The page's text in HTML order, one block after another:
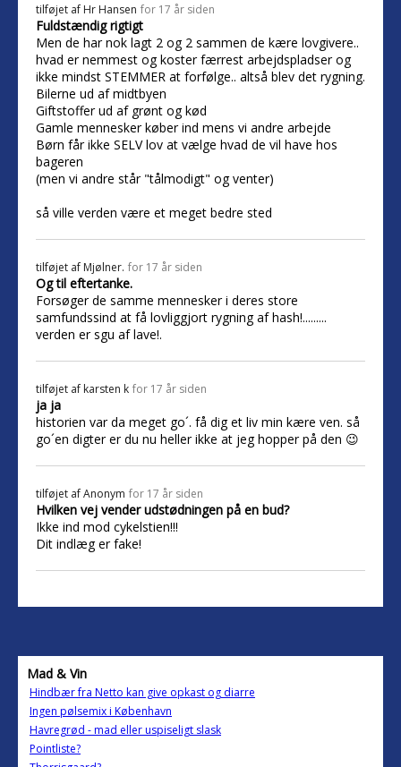
tilføjet af Hr Hansen for 17 år siden
Fuldstændig rigtigt
Men de har nok lagt 2 og 2 sammen de kære lovgivere..
hvad er nemmest og koster færrest arbejdspladser og
ikke mindst STEMMER at forfølge.. altså blev det rygning.
Bilerne ud af midtbyen
Giftstoffer ud af grønt og kød
Gamle mennesker køber ind mens vi andre arbejde
Børn får ikke SELV lov at vælge hvad de vil have hos
bageren
(men vi andre står "tålmodigt" og venter)
så ville verden være et meget bedre sted
tilføjet af Mjølner. for 17 år siden
Og til eftertanke.
Forsøger de samme mennesker i deres store
samfundssind at få lovliggjort rygning af hash!.........
verden er sgu af lave!.
tilføjet af karsten k for 17 år siden
ja ja
historien var da meget go´. få dig et liv min kære ven. så
go´en digter er du nu heller ikke at jeg hopper på den 😉
tilføjet afAnonym for 17 år siden
Hvilken vej vender udstødningen på en bud?
Ikke ind mod cykelstien!!!
Dit indlæg er fake!
Mad & Vin
Hindbær fra Netto kan give opkast og diarre
Ingen pølsemix i København
Havregrød - mad eller uspiseligt slask
Pointliste?